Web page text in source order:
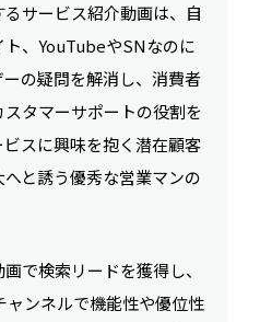
サービス紹介動画は、自
、YouTubeやSNなのに
の疑問を解消し、消費者
タマーサポートの役割を
スに興味を抱く潜在顧客
と誘う優秀な営業マンの
で検索リードを獲得し、
ャンネルで機能性や優位性